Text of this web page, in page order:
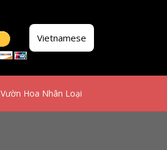
Vietnamese
Vườn Hoa Nhân Loại